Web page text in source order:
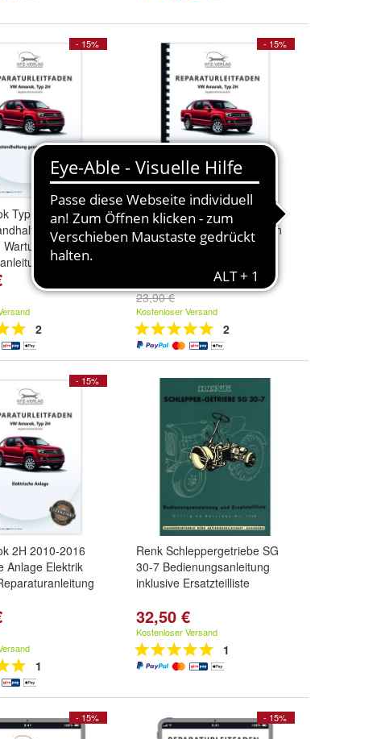
- 15%
Typ 2H 2010-
2
- 15%
VW Amarok Typ 2H 2010-
2016 Bremsanlage Bremsen
System Reparaturanleitung
23,90 €
Kostenloser Versand
2
- 15%
2H 2010-2016
Anlage Elektrik
1
Renk Schleppergetriebe SG
30-7 Bedienungsanleitung
inklusive Ersatzteilliste
32,50 €
Kostenloser Versand
1
- 15% - 15%